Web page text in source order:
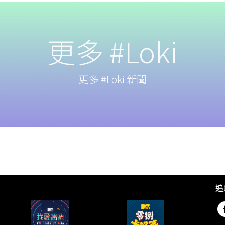
更多 #Loki
更多 #Loki 新聞